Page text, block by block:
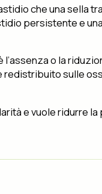
che una sella
persistente e
o la
sulle
e vuole ridurre